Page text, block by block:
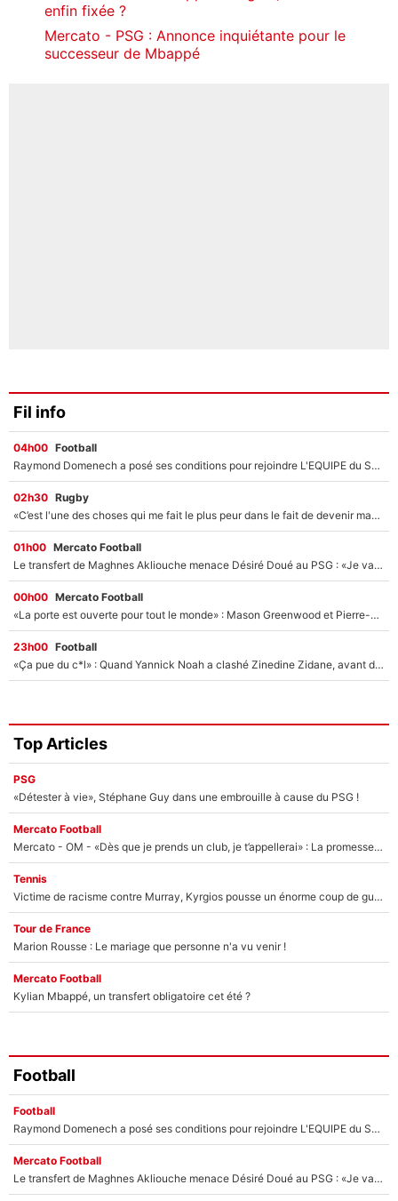
enfin fixée ?
Mercato - PSG : Annonce inquiétante pour le
successeur de Mbappé
Fil info
04h00 Football
Raymond Domenech a posé ses conditions pour rejoindre L'EQUIPE du Soir : Il refuse de faire l'émission avec un autre chroniqueur !
02h30 Rugby
«C’est l'une des choses qui me fait le plus peur dans le fait de devenir maman» : En couple avec Antoine Dupont, Iris Mittenaere s'inquiète déjà pour ses futurs enfants !
01h00 Mercato Football
Le transfert de Maghnes Akliouche menace Désiré Doué au PSG : «Je valide à 200%»
00h00 Mercato Football
«La porte est ouverte pour tout le monde» : Mason Greenwood et Pierre-Emerick Aubameyang ont quitté l'OM, Amine Gouiri balance sur la suite du mercato et sur la réaction du vestiaire !
23h00 Football
«Ça pue du c*l» : Quand Yannick Noah a clashé Zinedine Zidane, avant de se faire recadrer par le nouveau sélectionneur de l'équipe de France !
Top Articles
PSG
«Détester à vie», Stéphane Guy dans une embrouille à cause du PSG !
Mercato Football
Mercato - OM - «Dès que je prends un club, je t’appellerai» : La promesse de Marcelino au moment de claquer la porte
Tennis
Victime de racisme contre Murray, Kyrgios pousse un énorme coup de gueule !
Tour de France
Marion Rousse : Le mariage que personne n'a vu venir !
Mercato Football
Kylian Mbappé, un transfert obligatoire cet été ?
Football
Football
Raymond Domenech a posé ses conditions pour rejoindre L'EQUIPE du Soir : Il refuse de faire l'émission avec un autre chroniqueur !
Mercato Football
Le transfert de Maghnes Akliouche menace Désiré Doué au PSG : «Je valide à 200%»